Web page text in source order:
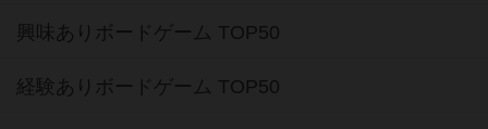
興味ありボードゲーム TOP50
経験ありボードゲーム TOP50